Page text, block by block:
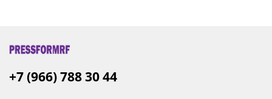
+7 (966) 788 30 44